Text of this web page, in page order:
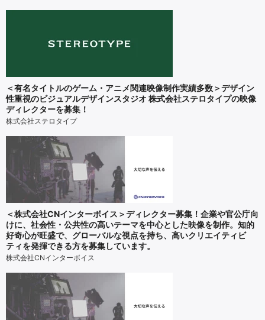
＜有名タイトルのゲーム・アニメ関連映像制作実績多数＞デザイン
性重視のビジュアルデザインスタジオ 株式会社ステロタイプの映像
ディレクターを募集！
株式会社ステロタイプ
＜株式会社CNインターボイス＞ディレクター募集！企業や官公庁向
けに、社会性・公共性の高いテーマを中心とした映像を制作。知的
好奇心が旺盛で、グローバルな視点を持ち、高いクリエイティビ
ティを発揮できる方を募集しています。
株式会社CNインターボイス